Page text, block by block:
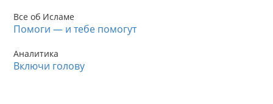
Все об Исламе
Помоги — и тебе помогут
Аналитика
Включи голову